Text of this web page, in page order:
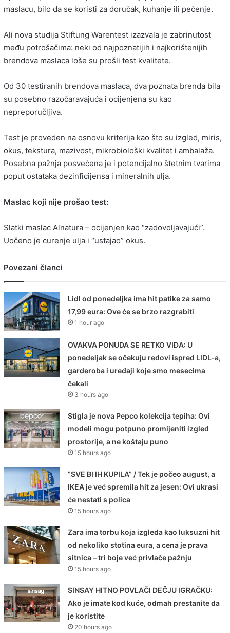
maslacu, bilo da se koristi za doručak, kuhanje ili pečenje.
Ali nova studija Stiftung Warentest izazvala je zabrinutost
među potrošačima: neki od najpoznatijih i najkorištenijih
brendova maslaca loše su prošli test kvalitete.
Od 30 testiranih brendova maslaca, dva poznata brenda bila
su posebno razočaravajuća i ocijenjena su kao
nepreporučljiva.
Test je proveden na osnovu kriterija kao što su izgled, miris,
okus, tekstura, mazivost, mikrobiološki kvalitet i ambalaža.
Posebna pažnja posvećena je i potencijalno štetnim tvarima
poput ostataka dezinficijensa i mineralnih ulja.
Maslac koji nije prošao test:
Slatki maslac Alnatura – ocijenjen kao “zadovoljavajući”.
Uočeno je curenje ulja i “ustajao” okus.
Povezani članci
Lidl od ponedeljka ima hit patike za samo
17,99 eura: Ove će se brzo razgrabiti
1 hour ago
OVAKVA PONUDA SE RETKO VIĐA: U
ponedeljak se očekuju redovi ispred LIDL-a,
garderoba i uređaji koje smo mesecima
čekali
3 hours ago
Stigla je nova Pepco kolekcija tepiha: Ovi
modeli mogu potpuno promijeniti izgled
prostorije, a ne koštaju puno
15 hours ago
”SVE BI IH KUPILA” / Tek je počeo august, a
IKEA je već spremila hit za jesen: Ovi ukrasi
će nestati s polica
15 hours ago
Zara ima torbu koja izgleda kao luksuzni hit
od nekoliko stotina eura, a cena je prava
sitnica – tri boje već privlače pažnju
15 hours ago
SINSAY HITNO POVLAČI DEČJU IGRAČKU:
Ako je imate kod kuće, odmah prestanite da
je koristite
20 hours ago